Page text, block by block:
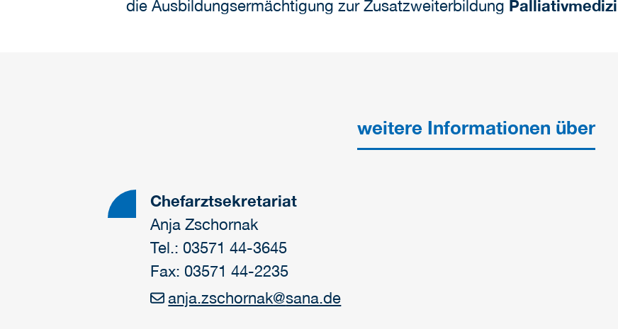
die Ausbildungsermächtigung zur Zusatzweiterbildung
weitere Informationen über
Chefarztsekretariat
Anja Zschornak
Tel.: 03571 44-3645
Fax: 03571 44-2235
anja.zschornak@sana.de